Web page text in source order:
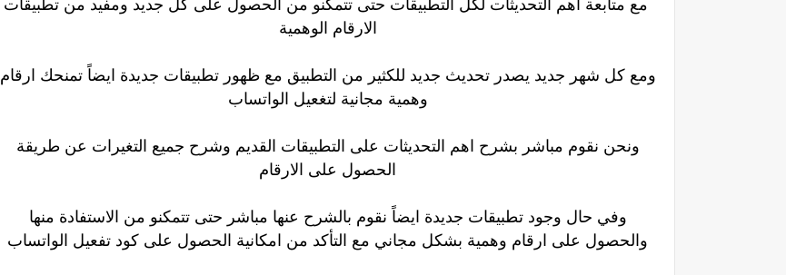
الارقام الوهمية
ومع كل شهر جديد يصدر تحديث جديد للكثير من التطبيق مع ظهور تطبيقات جديدة ايضاً تمنحك ارقام
وهمية مجانية لتغعيل الواتساب
ونحن نقوم مباشر بشرح اهم التحديثات على التطبيقات القديم وشرح جميع التغيرات عن طريقة
الحصول على الارقام
وفي حال وجود تطبيقات جديدة ايضاً نقوم بالشرح عنها مباشر حتى تتمكنو من الاستفادة منها
والحصول على ارقام وهمية بشكل مجاني مع التأكد من امكانية الحصول على كود تفعيل الواتساب